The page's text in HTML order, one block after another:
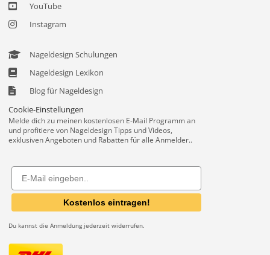
YouTube
Instagram
Nageldesign Schulungen
Nageldesign Lexikon
Blog für Nageldesign
Cookie-Einstellungen
Melde dich zu meinen kostenlosen E-Mail Programm an
und profitiere von Nageldesign Tipps und Videos,
exklusiven Angeboten und Rabatten für alle Anmelder..
Email
Kostenlos eintragen!
Du kannst die Anmeldung jederzeit widerrufen.